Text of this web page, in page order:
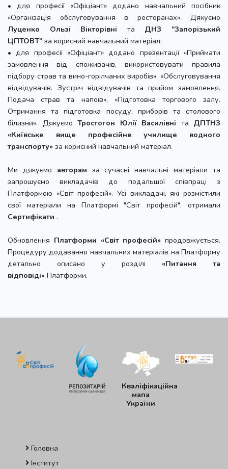
• для професії «Офіціант» додано навчальний посібник
«Організація обслуговування в ресторанах». Дякуємо
Луценко Ользі Вікторівні та ДНЗ "Запорізький
ЦПТОВТ" за корисний навчальний матеріал;
• для професії «Офіціант» додано презентації «Приймати
замовлення від споживачів, використовувати правила
підбору страв та вино-горілчаних виробів», «Обслуговування
відвідувачів. Зустріч відвідувачів та прийом замовлення.
Подача страв та напоїв», «Підготовка торгового залу.
Отримання та підготовка посуду, приборів та столового
білизни». Дякуємо Тростогон Юлії Василівні та ДПТНЗ
«Київське вище професійне училище водного
транспорту» за корисний навчальний матеріал.
Ми дякуємо авторам за сучасні навчальні матеріали та
запрошуємо викладачів до подальшої співпраці з
Платформою «Світ професій». Усі викладачі, які розмістили
свої матеріали на Платформі "Світ професій", отримали
Сертифікати .
Обновлення Платформи «Світ професій» продовжується.
Процедуру додавання навчальних матеріалів на Платформу
детально описано у розділі «Питання та
відповіді» Платформи.
Кваліфікаційна
мапа
України
Головна
Інститут